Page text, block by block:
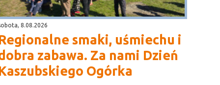
8.08.2026
smaki, uśmiechu i
zabawa. Za nami Dzień
Ogórka